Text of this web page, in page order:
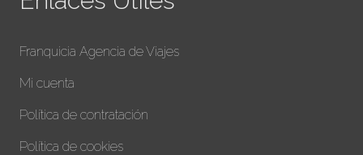
Franquicia Agencia de Viajes
Mi cuenta
Política de contratación
Política de cookies